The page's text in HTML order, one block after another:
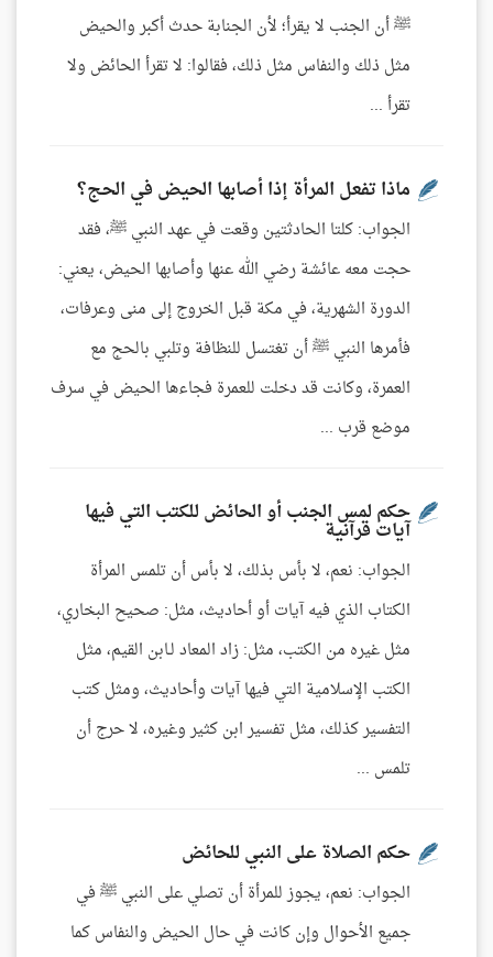
ﷺ أن الجنب لا يقرأ؛ لأن الجنابة حدث أكبر والحيض
مثل ذلك والنفاس مثل ذلك، فقالوا: لا تقرأ الحائض ولا
تقرأ ...
ماذا تفعل المرأة إذا أصابها الحيض في الحج؟
الجواب: كلتا الحادثتين وقعت في عهد النبي ﷺ، فقد
حجت معه عائشة رضي الله عنها وأصابها الحيض، يعني:
الدورة الشهرية، في مكة قبل الخروج إلى منى وعرفات،
فأمرها النبي ﷺ أن تغتسل للنظافة وتلبي بالحج مع
العمرة، وكانت قد دخلت للعمرة فجاءها الحيض في سرف
موضع قرب ...
حكم لمس الجنب أو الحائض للكتب التي فيها
آيات قرآنية
الجواب: نعم، لا بأس بذلك، لا بأس أن تلمس المرأة
الكتاب الذي فيه آيات أو أحاديث، مثل: صحيح البخاري،
مثل غيره من الكتب، مثل: زاد المعاد لـابن القيم، مثل
الكتب الإسلامية التي فيها آيات وأحاديث، ومثل كتب
التفسير كذلك، مثل تفسير ابن كثير وغيره، لا حرج أن
تلمس ...
حكم الصلاة على النبي للحائض
الجواب: نعم، يجوز للمرأة أن تصلي على النبي ﷺ في
جميع الأحوال وإن كانت في حال الحيض والنفاس كما